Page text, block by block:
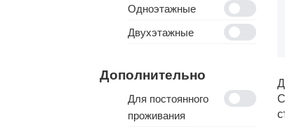
Одноэтажные
Двухэтажные
Дополнительно
Для постоянного
проживания